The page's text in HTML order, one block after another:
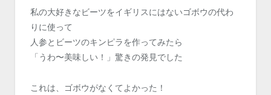
私の大好きなビーツをイギリスにはないゴボウの代わ
りに使って
人参とビーツのキンピラを作ってみたら
「うわ〜美味しい！」驚きの発見でした
これは、ゴボウがなくてよかった！